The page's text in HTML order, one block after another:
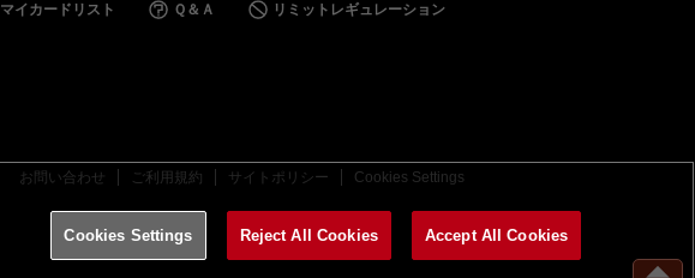
マイカードリスト Ｑ＆Ａ リミットレギュレーション
お問い合わせ ご利用規約 サイトポリシー Cookies Settings
Cookies Settings Reject All Cookies Accept All Cookies